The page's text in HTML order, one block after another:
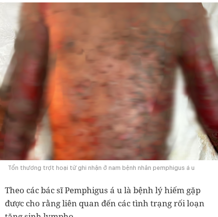
Tổn thương trợt hoại tử ghi nhận ở nam bệnh nhân pemphigus á u
Theo các bác sĩ Pemphigus á u là bệnh lý hiếm gặp
được cho rằng liên quan đến các tình trạng rối loạn